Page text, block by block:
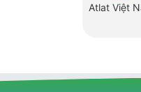
Atlat Việt